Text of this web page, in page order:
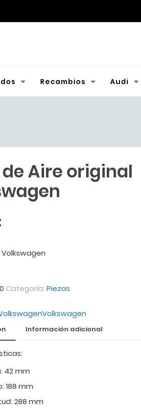
Recambios Audi
Aire original
Categoría: Piezas
Volkswagen
Información adicional
42 mm
188 mm
288 mm